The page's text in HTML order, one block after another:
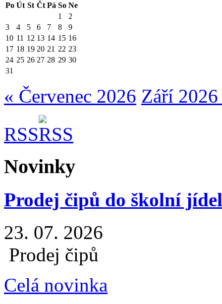
Po Út St Čt Pá So Ne
1
2
3
4 5 6 7 8
9
10 11 12 13 14 15 16
17 18 19 20 21 22 23
24 25 26 27 28 29 30
31
« Červenec 2026 Září
RSS
Novinky
Prodej čipů do školní
23. 07. 2026
Prodej čipů
Celá novinka